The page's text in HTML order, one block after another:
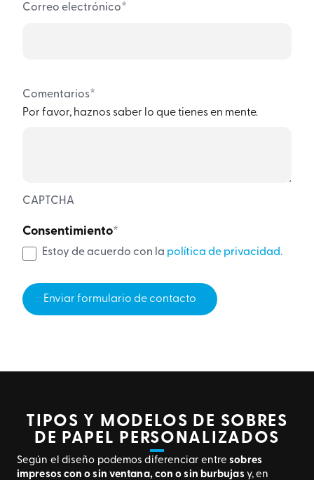
Correo electrónico*
Comentarios*
Por favor, haznos saber lo que tienes en mente.
CAPTCHA
Consentimiento*
Estoy de acuerdo con la política de privacidad.
TIPOS Y MODELOS DE SOBRES
DE PAPEL PERSONALIZADOS
Según el diseño podemos diferenciar entresobres
impresos con o sin ventana, con o sin burbujas y, en